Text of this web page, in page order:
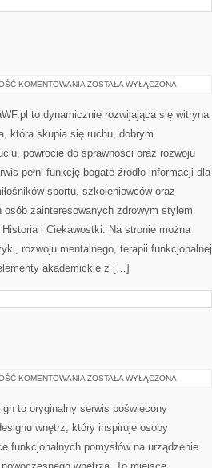
KOMENTOWANIA TRENING
ZOSTAŁA WYŁĄCZONA
to dynamicznie rozwijająca się witryna
która skupia się ruchu, dobrym
powrocie do sprawności oraz rozwoju
pełni funkcję bogate źródło informacji dla
sportu, szkoleniowców oraz
osób zainteresowanych zdrowym stylem
i Ciekawostki. Na stronie można
rozwoju mentalnego, terapii funkcjonalnej
akademickie z […]
KOMENTOWANIA MEBLE
ZOSTAŁA WYŁĄCZONA
to oryginalny serwis poświęcony
wnętrz, który inspiruje osoby
funkcjonalnych pomysłów na urządzenie